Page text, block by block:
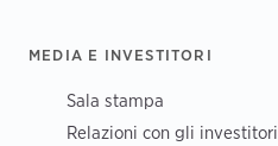
MEDIA E INVESTITORI
Sala stampa
Relazioni con gli investitori